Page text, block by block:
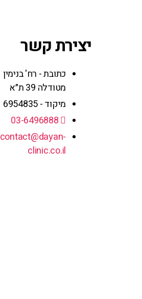
יצירת קשר
כתובת - רח' בנימין
מטודלה 39 ת״א
מיקוד - 6954835
03-6496888
contact@dayan-
clinic.co.il